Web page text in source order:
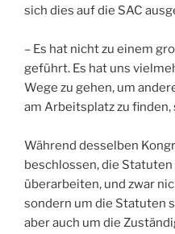
sich dies auf die SAC
– Es hat nicht zu einem
geführt. Es hat uns
Wege zu gehen, um
am Arbeitsplatz zu finden,
Während desselben
beschlossen, die
überarbeiten, und zwar
sondern um die Statuten
aber auch um die